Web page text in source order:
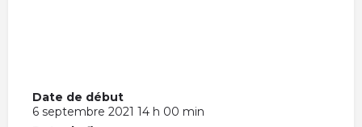
Date de début
6 septembre 2021 14 h 00 min